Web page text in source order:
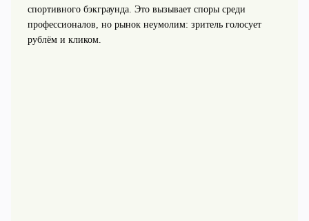
спортивного бэкграунда. Это вызывает споры среди
профессионалов, но рынок неумолим: зритель голосует
рублём и кликом.